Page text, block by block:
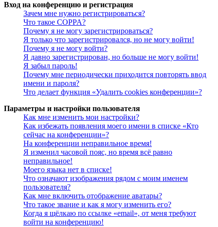
Вход на конференцию и регистрация
Зачем мне нужно регистрироваться?
Что такое COPPA?
Почему я не могу зарегистрироваться?
Я только что зарегистрировался, но не могу войти!
Почему я не могу войти?
Я давно зарегистрирован, но больше не могу войти!
Я забыл пароль!
Почему мне периодически приходится повторять ввод
имени и пароля?
Что делает функция «Удалить cookies конференции»?
Параметры и настройки пользователя
Как мне изменить мои настройки?
Как избежать появления моего имени в списке «Кто
сейчас на конференции»?
На конференции неправильное время!
Я изменил часовой пояс, но время всё равно
неправильное!
Моего языка нет в списке!
Что означают изображения рядом с моим именем
пользователя?
Как мне включить отображение аватары?
Что такое звание и как я могу изменить его?
Когда я щёлкаю по ссылке «email», от меня требуют
войти на конференцию!